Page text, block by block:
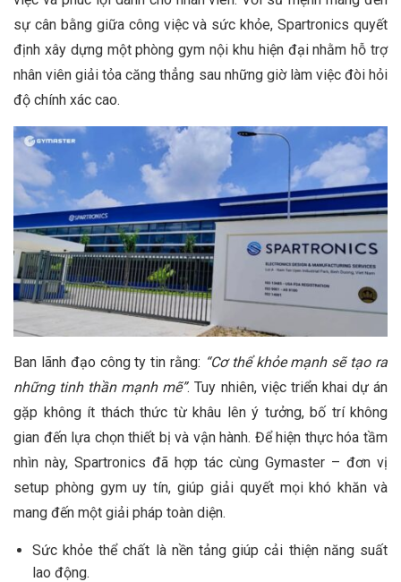
sự cân bằng giữa công việc và sức khỏe, Spartronics quyết
định xây dựng một phòng gym nội khu hiện đại nhằm hỗ trợ
nhân viên giải tỏa căng thẳng sau những giờ làm việc đòi hỏi
độ chính xác cao.
Ban lãnh đạo công ty tin rằng: “Cơ thể khỏe mạnh sẽ tạo ra
những tinh thần mạnh mẽ”. Tuy nhiên, việc triển khai dự án
gặp không ít thách thức từ khâu lên ý tưởng, bố trí không
gian đến lựa chọn thiết bị và vận hành. Để hiện thực hóa tầm
nhìn này, Spartronics đã hợp tác cùng Gymaster – đơn vị
setup phòng gym uy tín, giúp giải quyết mọi khó khăn và
mang đến một giải pháp toàn diện.
Sức khỏe thể chất là nền tảng giúp cải thiện năng suất
lao động.